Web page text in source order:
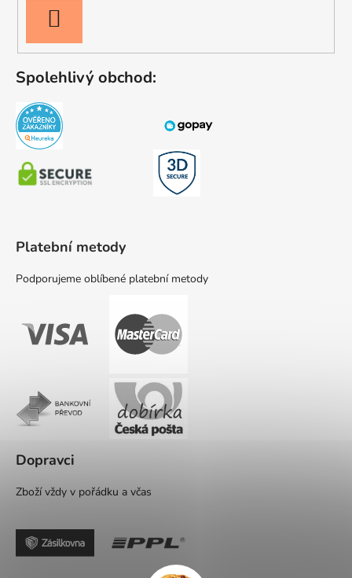
SE
Spolehlivý obchod:
Platební metody
Podporujeme oblíbené platební metody
Dopravci
Zboží vždy v pořádku a včas